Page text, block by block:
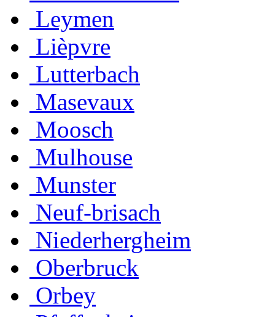
Leymen
Lièpvre
Lutterbach
Masevaux
Moosch
Mulhouse
Munster
Neuf-brisach
Niederhergheim
Oberbruck
Orbey